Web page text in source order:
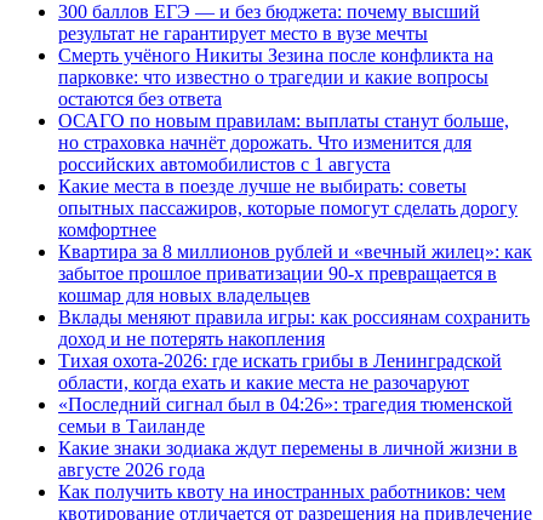
300 баллов ЕГЭ — и без бюджета: почему высший
результат не гарантирует место в вузе мечты
Смерть учёного Никиты Зезина после конфликта на
парковке: что известно о трагедии и какие вопросы
остаются без ответа
ОСАГО по новым правилам: выплаты станут больше,
но страховка начнёт дорожать. Что изменится для
российских автомобилистов с 1 августа
Какие места в поезде лучше не выбирать: советы
опытных пассажиров, которые помогут сделать дорогу
комфортнее
Квартира за 8 миллионов рублей и «вечный жилец»: как
забытое прошлое приватизации 90-х превращается в
кошмар для новых владельцев
Вклады меняют правила игры: как россиянам сохранить
доход и не потерять накопления
Тихая охота-2026: где искать грибы в Ленинградской
области, когда ехать и какие места не разочаруют
«Последний сигнал был в 04:26»: трагедия тюменской
семьи в Таиланде
Какие знаки зодиака ждут перемены в личной жизни в
августе 2026 года
Как получить квоту на иностранных работников: чем
квотирование отличается от разрешения на привлечение